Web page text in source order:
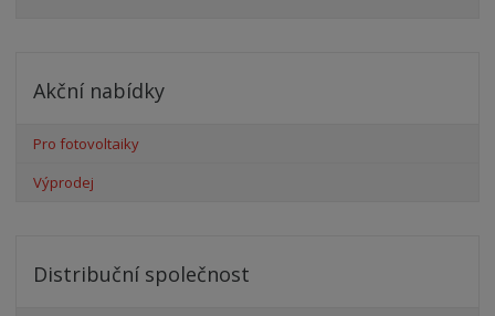
Akční nabídky
Pro fotovoltaiky
Výprodej
Distribuční společnost